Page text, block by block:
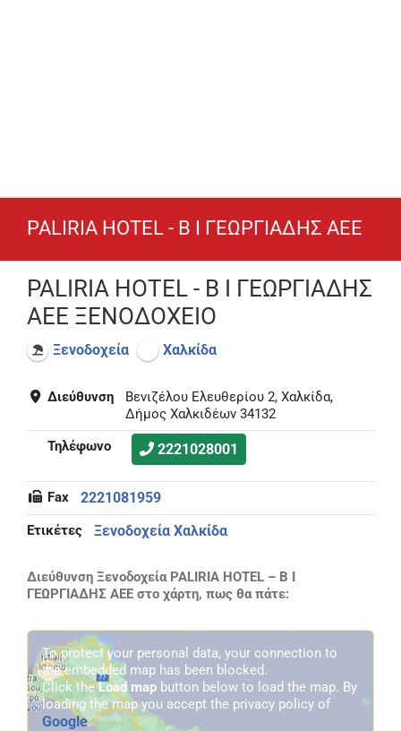
PALIRIA HOTEL - Β Ι ΓΕΩΡΓΙΑΔΗΣ ΑΕΕ
PALIRIA HOTEL - Β Ι ΓΕΩΡΓΙΑΔΗΣ
ΑΕΕ ΞΕΝΟΔΟΧΕΙΟ
Ξενοδοχεία Χαλκίδα
Διεύθυνση
Βενιζέλου Ελευθερίου 2, Χαλκίδα,
Δήμος Χαλκιδέων 34132
Τηλέφωνο
2221028001
Fax 2221081959
Ετικέτες Ξενοδοχεία Χαλκίδα
Διεύθυνση Ξενοδοχεία PALIRIA HOTEL – Β Ι
ΓΕΩΡΓΙΑΔΗΣ ΑΕΕ στο χάρτη, πως θα πάτε:
To protect your personal data, your connection to
the embedded map has been blocked.
Click theLoad map button below to load the map. By
loading the map you accept the privacy policy of
Google.